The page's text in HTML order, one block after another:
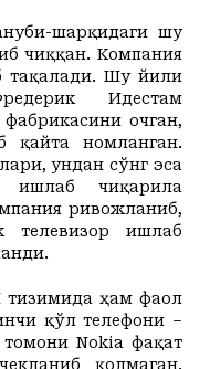
шарқидаги шу
чиққан. Компания
тақалади. Шу йили
Идестам
очган,
қайта номланган.
ундан сўнг эса
ишлаб чиқарила
ривожланиб,
телевизор ишлаб
тизимида ҳам фаол
қўл телефони –
Nokia фақат
қолмаган.